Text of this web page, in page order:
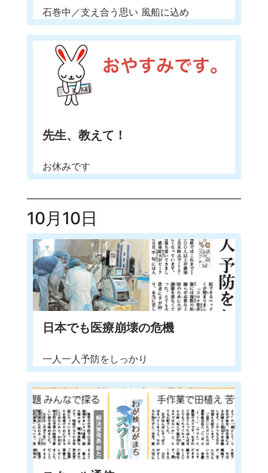
石巻中／支え合う思い 風船に込め
先生、教えて！
お休みです
10月10日
日本でも医療崩壊の危機
一人一人予防をしっかり